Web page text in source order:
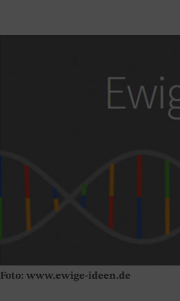
Foto: www.ewige-ideen.de